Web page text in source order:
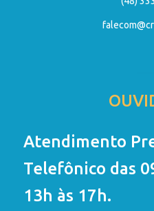
Atendimento
Telefônico das
13h às 17h.